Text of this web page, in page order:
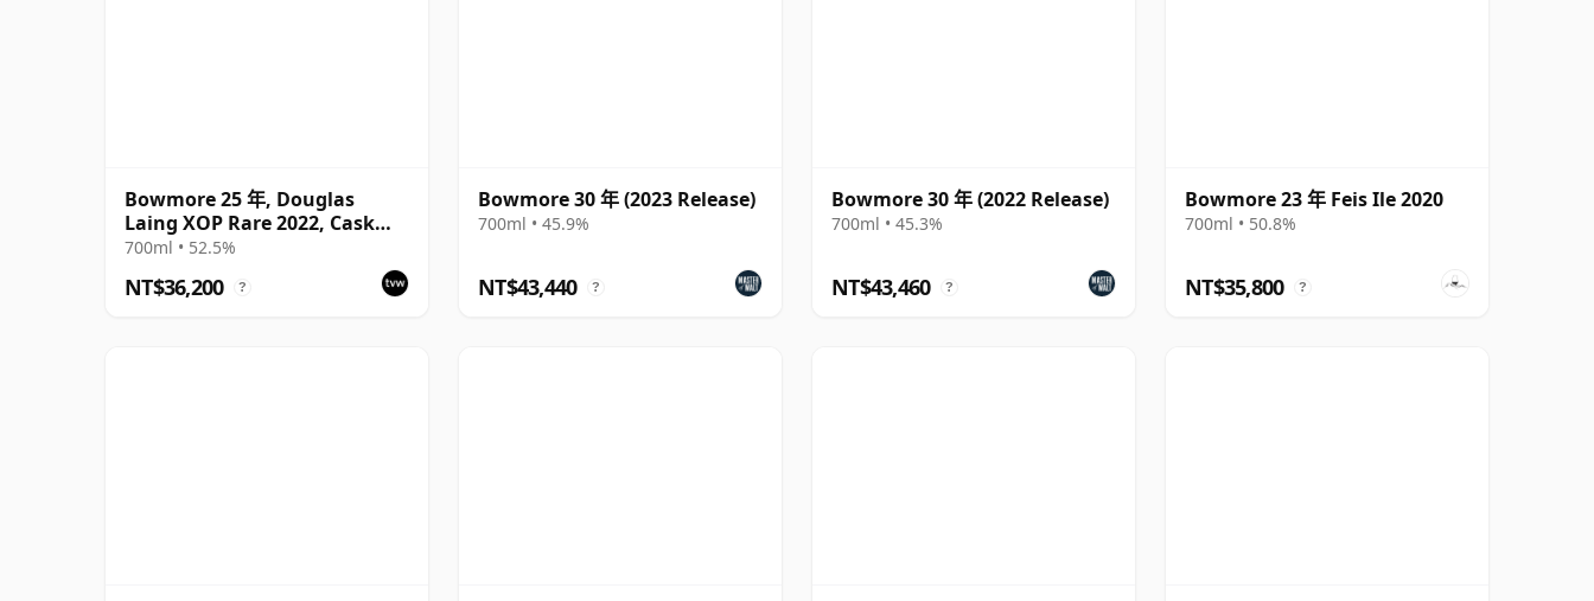
Bowmore 25 年, Douglas
Laing XOP Rare 2022, Cask
15624
700ml • 52.5%
NT$36,200 ?
Bowmore 30 年 (2023 Release)
700ml • 45.9%
NT$43,440 ?
Bowmore 30 年 (2022 Release)
700ml • 45.3%
NT$43,460 ?
Bowmore 23 年 Feis Ile 2020
700ml • 50.8%
NT$35,800 ?